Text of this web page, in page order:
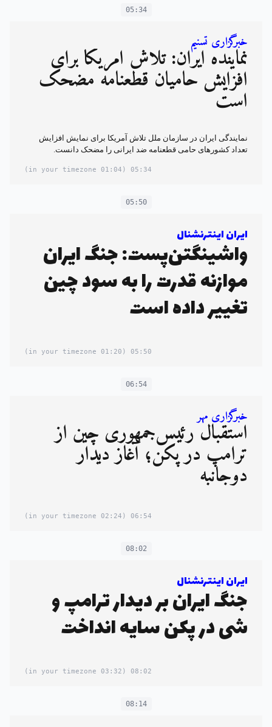
05:34
خبرگزاری تسنیم
نماینده ایران: تلاش آمریکا برای
افزایش حامیان قطعنامه مضحک
است
نمایندگی ایران در سازمان ملل تلاش آمریکا برای نمایش افزایش
تعداد کشورهای حامی قطعنامه ضد ایرانی را مضحک دانست.
05:34
(01:04 in your timezone)
05:50
ایران اینترنشنال
واشینگتن‌پست: جنگ ایران
موازنه قدرت را به سود چین
تغییر داده است
05:50
(01:20 in your timezone)
06:54
خبرگزاری مهر
استقبال رئیس‌جمهوری چین از
ترامپ در پکن؛ آغاز دیدار
دوجانبه
06:54
(02:24 in your timezone)
08:02
ایران اینترنشنال
جنگ ایران بر دیدار ترامپ و
شی در پکن سایه انداخت
08:02
(03:32 in your timezone)
08:14